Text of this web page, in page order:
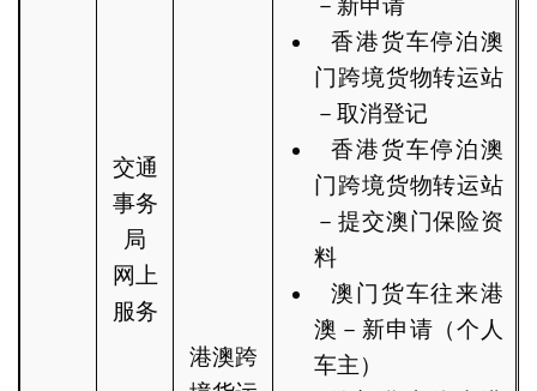
交通
事务
局
网上
服务
港澳跨
－新申请
香港货车停泊澳
门跨境货物转运站
－取消登记
香港货车停泊澳
门跨境货物转运站
－提交澳门保险资
料
澳门货车往来港
澳－新申请（个人
车主）